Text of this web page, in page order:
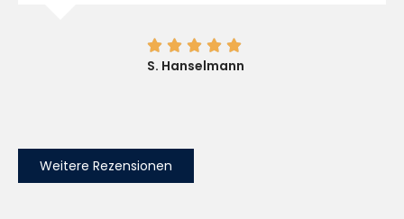
    
S. Hanselmann
Weitere Rezensionen